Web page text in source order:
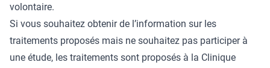
volontaire.
Si vous souhaitez obtenir de l’information sur les
traitements proposés mais ne souhaitez pas participer à
une étude, les traitements sont proposés à la Clinique